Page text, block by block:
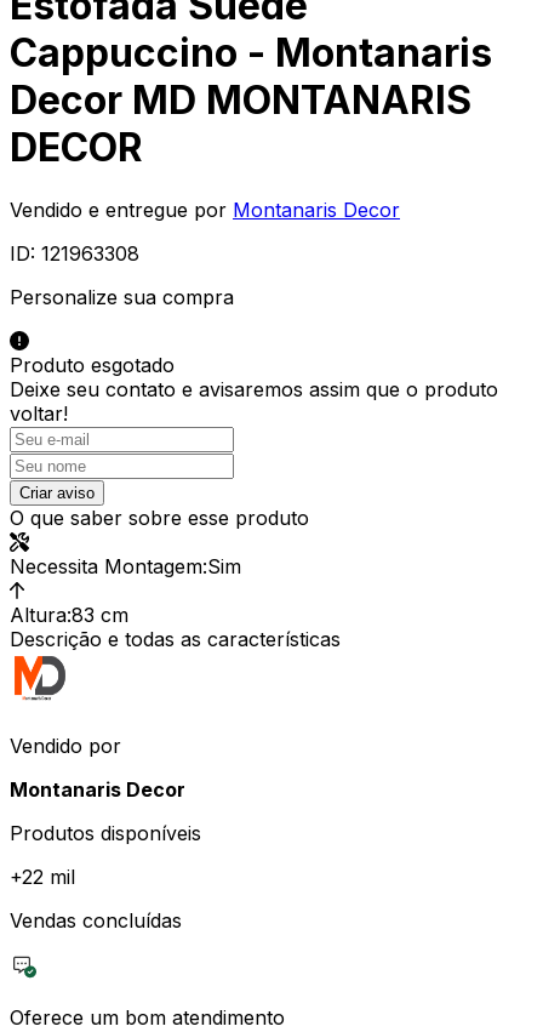
Cappuccino - Montanaris
Decor MD MONTANARIS
DECOR
Vendido e entregue por Montanaris Decor
ID: 121963308
Personalize sua compra
Produto esgotado
Deixe seu contato e avisaremos assim que o produto
voltar!
Criar aviso
O que saber sobre esse produto
Necessita Montagem:Sim
Altura:83 cm
Descrição e todas as características
Vendido por
Montanaris Decor
Produtos disponíveis
+22 mil
Vendas concluídas
Oferece um bom atendimento